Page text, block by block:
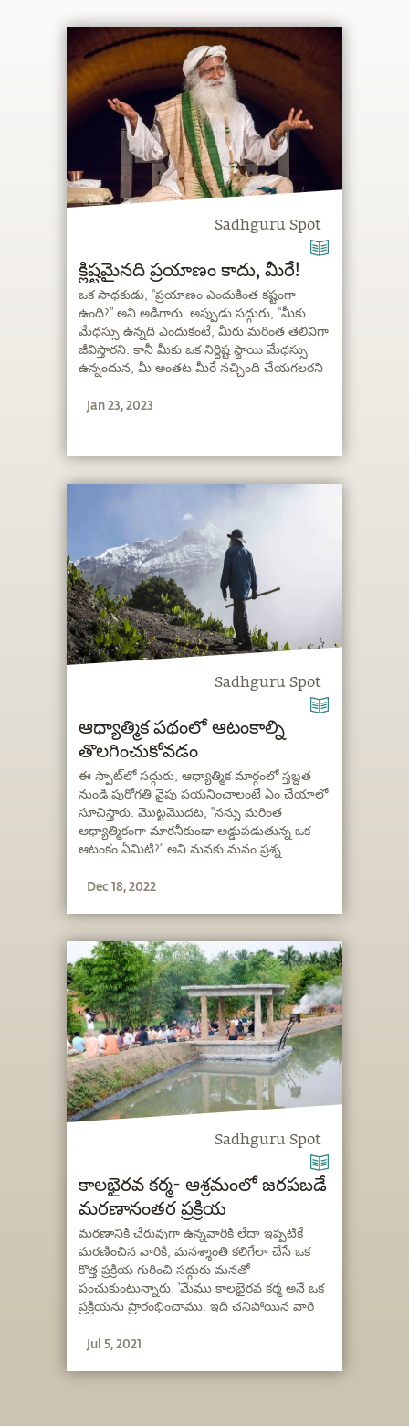
Sadhguru Spot
క్లిష్టమైనది ప్రయాణం కాదు, మీరే!
ఒక సాధకుడు, “ప్రయాణం ఎందుకింత కష్టంగా
ఉంది?” అని అడిగారు. అప్పుడు సద్గురు, “మీకు
మేధస్సు ఉన్నది ఎందుకంటే, మీరు మరింత తెలివిగా
జీవిస్తారని. కానీ మీకు ఒక నిర్దిష్ట స్థాయి మేధస్సు
ఉన్నందున, మీ అంతట మీరే నచ్చింది చేయగలరని
Jan 23, 2023
Sadhguru Spot
ఆధ్యాత్మిక పథంలో ఆటంకాల్ని
తొలగించుకోవడం
ఈ స్పాట్‍లో సద్గురు, ఆధ్యాత్మిక మార్గంలో స్తబ్దత
నుండి పురోగతి వైపు పయనించాలంటే ఏం చేయాలో
సూచిస్తారు. మొట్టమొదట, “నన్ను మరింత
ఆధ్యాత్మికంగా మారనీకుండా అడ్డుపడుతున్న ఒక
ఆటంకం ఏమిటి?” అని మనకు మనం ప్రశ్న
తరుచుగా ఎదురయ్యే ఆటంకాల గురించీ, వాటిని
Dec 18, 2022
Sadhguru Spot
కాలభైరవ కర్మ- ఆశ్రమంలో జరపబడే
మరణానంతర ప్రక్రియ
మరణానికి చేరువుగా ఉన్నవారికి లేదా ఇప్పటికే
మరణించిన వారికి, మనశ్శాంతి కలిగేలా చేసే ఒక
కొత్త ప్రక్రియ గురించి సద్గురు మనతో
పంచుకుంటున్నారు. ‘మేము కాలభైరవ కర్మ అనే ఒక
ప్రక్రియను ప్రారంభించాము. ఇది చనిపోయిన వారి
చేసేందుకు. ప్రజలు ఆనందంగా జీవించాలని మేము
Jul 5, 2021